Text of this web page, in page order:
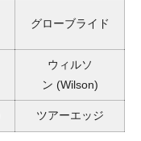
グローブライド
ウィルソ
ン (Wilson)
ツアーエッジ